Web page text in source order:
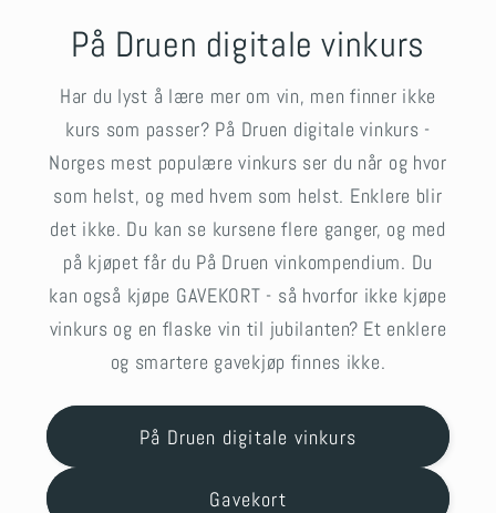
På Druen digitale vinkurs
Har du lyst å lære mer om vin, men finner ikke
kurs som passer? På Druen digitale vinkurs -
Norges mest populære vinkurs ser du når og hvor
som helst, og med hvem som helst. Enklere blir
det ikke. Du kan se kursene flere ganger, og med
på kjøpet får du På Druen vinkompendium. Du
kan også kjøpe GAVEKORT - så hvorfor ikke kjøpe
vinkurs og en flaske vin til jubilanten? Et enklere
og smartere gavekjøp finnes ikke.
På Druen digitale vinkurs
Gavekort